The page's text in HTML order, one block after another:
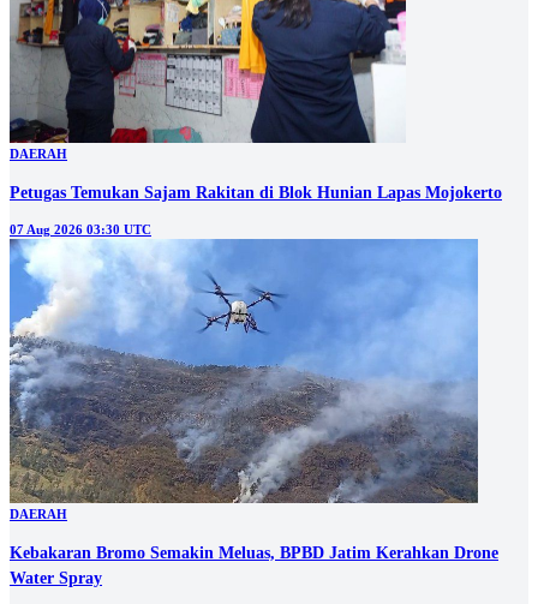
DAERAH
Petugas Temukan Sajam Rakitan di Blok Hunian Lapas Mojokerto
07 Aug 2026 03:30 UTC
DAERAH
Kebakaran Bromo Semakin Meluas, BPBD Jatim Kerahkan Drone
Water Spray